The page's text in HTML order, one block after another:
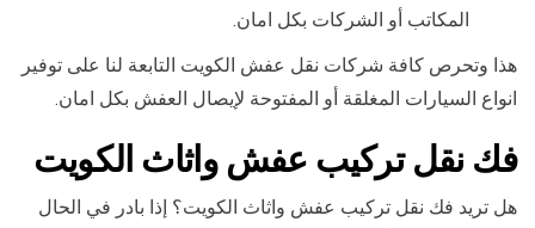
المكاتب أو الشركات بكل امان.
هذا وتحرص كافة شركات نقل عفش الكويت التابعة لنا على توفير
انواع السيارات المغلقة أو المفتوحة لإيصال العفش بكل امان.
فك نقل تركيب عفش واثاث الكويت
هل تريد فك نقل تركيب عفش واثاث الكويت؟ إذا بادر في الحال